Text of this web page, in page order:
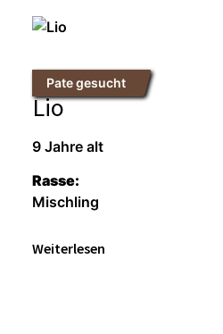
Pate gesucht
Lio
9 Jah­re alt
Ras­se:
Misch­ling
Wei­ter­le­sen